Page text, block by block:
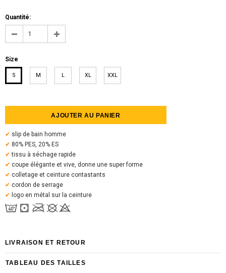
Quantité:
Size
S M L XL XXL
✔ slip de bain homme
✔ 80% PES, 20% ES
✔ tissu à séchage rapide
✔ coupe élégante et vive, donne une super forme
✔ colletage et ceinture contastants
✔ cordon de serrage
✔ logo en métal sur la ceinture
LIVRAISON ET RETOUR
TABLEAU DES TAILLES